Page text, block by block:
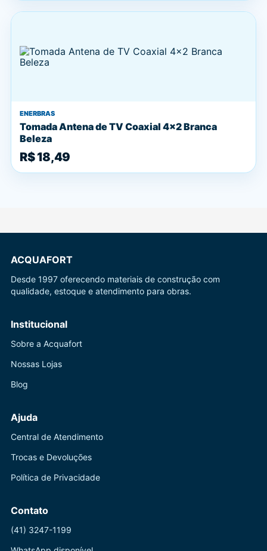
ENERBRAS
Tomada Antena de TV Coaxial 4x2 Branca
Beleza
R$ 18,49
ACQUAFORT
Desde 1997 oferecendo materiais de construção com
qualidade, estoque e atendimento para obras.
Institucional
Sobre a Acquafort
Nossas Lojas
Blog
Ajuda
Central de Atendimento
Trocas e Devoluções
Política de Privacidade
Contato
(41) 3247-1199